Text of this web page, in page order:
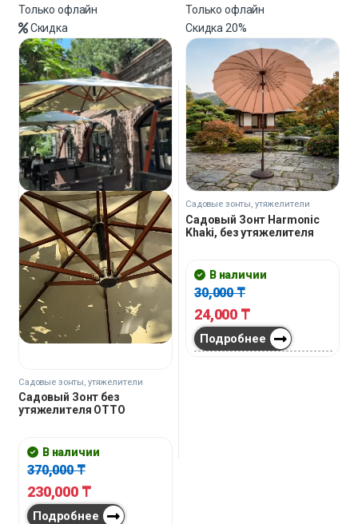
Только офлайн
Скидка
Садовые зонты, утяжелители
Садовый Зонт без
утяжелителя OTTO
В наличии
370,000₸
230,000 ₸
Подробнее
Только офлайн
Скидка20%
Садовые зонты, утяжелители
Садовый Зонт Harmonic
Khaki, без утяжелителя
В наличии
30,000₸
24,000 ₸
Подробнее